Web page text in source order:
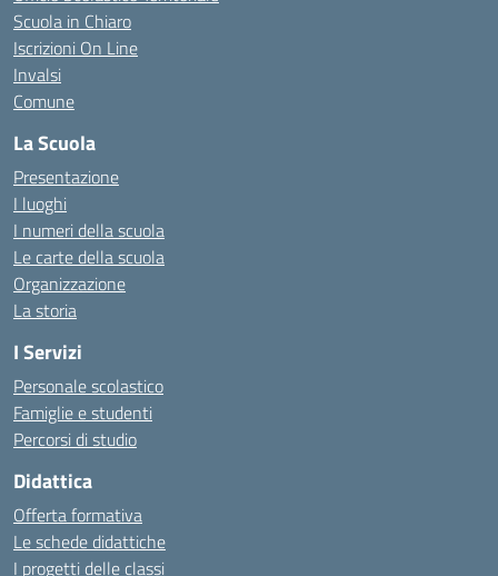
Scuola in Chiaro
Iscrizioni On Line
Invalsi
Comune
La Scuola
Presentazione
I luoghi
I numeri della scuola
Le carte della scuola
Organizzazione
La storia
I Servizi
Personale scolastico
Famiglie e studenti
Percorsi di studio
Didattica
Offerta formativa
Le schede didattiche
I progetti delle classi